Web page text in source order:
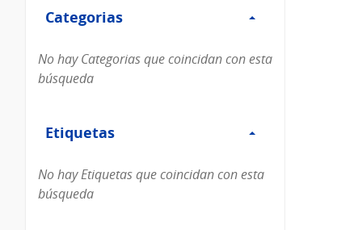
Categorias
Categorias
No hay Categorias que coincidan con esta
búsqueda
Etiquetas
Etiquetas
No hay Etiquetas que coincidan con esta
búsqueda